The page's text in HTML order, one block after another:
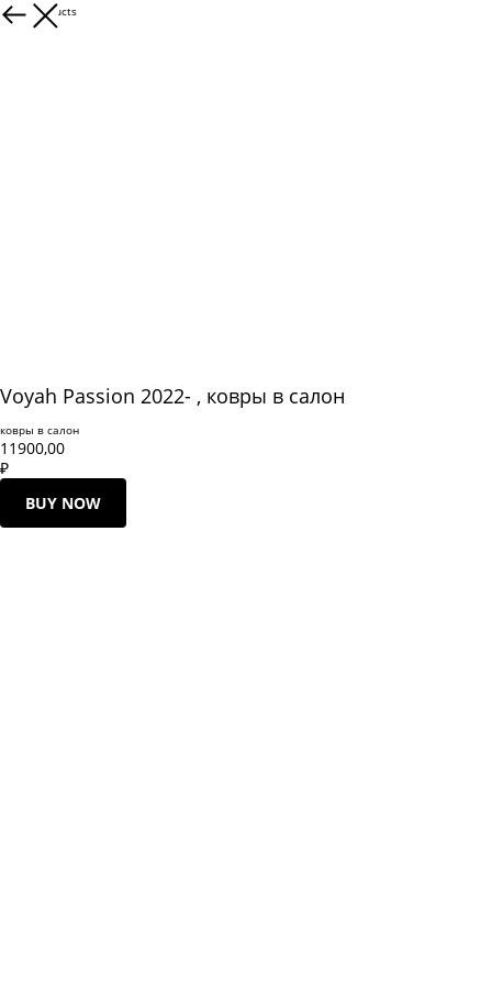
More products
Voyah Passion 2022- , ковры в салон
ковры в салон
11900,00
₽
BUY NOW